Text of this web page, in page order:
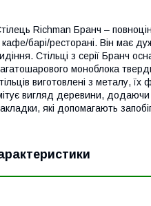
Richman Бранч –
кафе/барі/ресторані. Він має
Стільці з серії Бранч
моноблока
виготовлені з металу,
вигляд деревини,
які допомагають